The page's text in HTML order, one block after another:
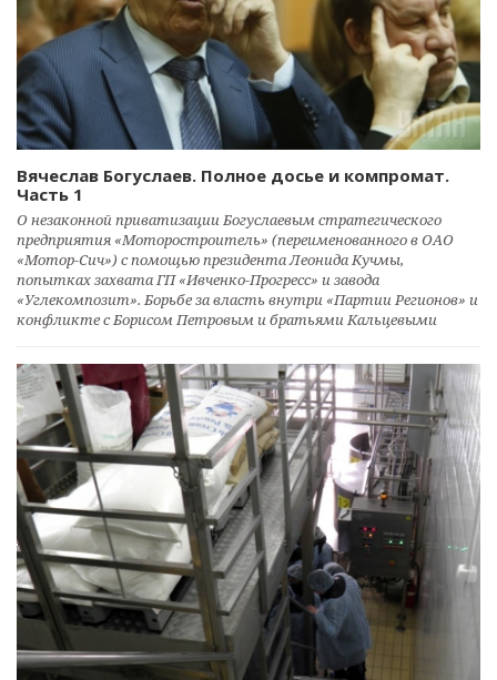
Вячеслав Богуслаев. Полное досье и компромат.
Часть 1
О незаконной приватизации Богуслаевым стратегического
предприятия «Моторостроитель» (переименованного в ОАО
«Мотор-Сич») с помощью президента Леонида Кучмы,
попытках захвата ГП «Ивченко-Прогресс» и завода
«Углекомпозит». Борьбе за власть внутри «Партии Регионов» и
конфликте с Борисом Петровым и братьями Кальцевыми